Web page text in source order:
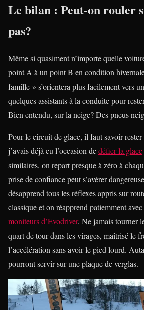
Le bilan : Peut-on rouler
pas?
Même si quasiment n’importe quelle
point A à un point B en condition
famille » s’orientera plus facilement vers
quelques assistants à la conduite pour
Bien entendu, sur la neige? Des pneus
Pour le circuit de glace, il faut savoir
j’avais déjà eu l’occasion dedéfier la glace
similaires, on repart presque à zéro à
prise de confiance peut s’avérer
désapprend tous les réflexes appris sur
classique et on réapprend patiemment avec
moniteurs d’Evodriver. Ne jamais tourner
quart de tour dans les virages, maîtrisé le
l’accélération sans avoir le pied lourd.
pourront servir sur une plaque de verglas.